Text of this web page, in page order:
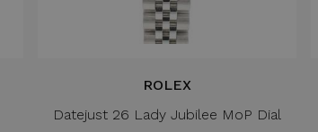
ROLEX
Datejust 26 Lady Jubilee MoP Dial